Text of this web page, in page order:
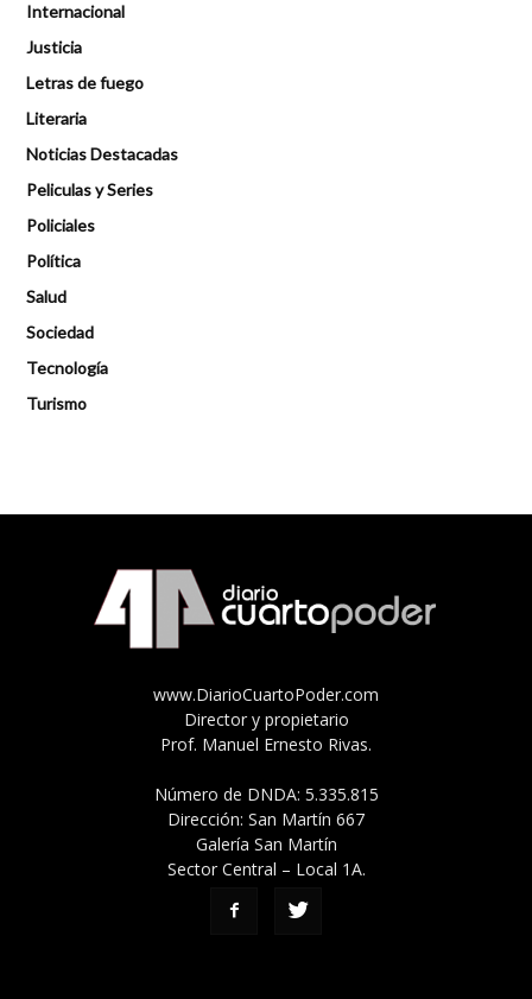
Internacional
Justicia
Letras de fuego
Literaria
Noticias Destacadas
Peliculas y Series
Policiales
Política
Salud
Sociedad
Tecnología
Turismo
www.DiarioCuartoPoder.com
Director y propietario
Prof. Manuel Ernesto Rivas.
Número de DNDA: 5.335.815
Dirección: San Martín 667
Galería San Martín
Sector Central – Local 1A.